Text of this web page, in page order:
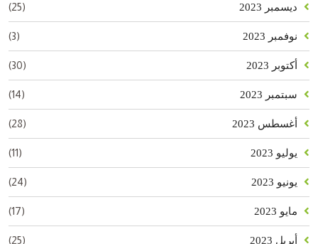
ديسمبر 2023 (25)
نوفمبر 2023 (3)
أكتوبر 2023 (30)
سبتمبر 2023 (14)
أغسطس 2023 (28)
يوليو 2023 (11)
يونيو 2023 (24)
مايو 2023 (17)
أبريل 2023 (25)